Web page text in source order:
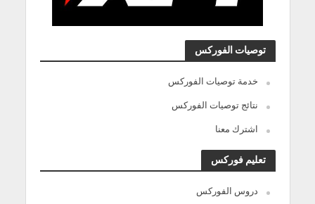
توصيات الفوركس
خدمة توصيات الفوركس
نتائج توصيات الفوركس
اشترك معنا
تعليم فوركس
دروس الفوركس